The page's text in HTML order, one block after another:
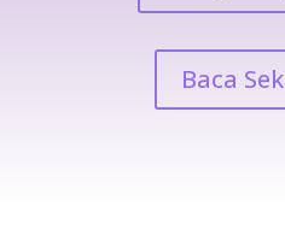
Baca